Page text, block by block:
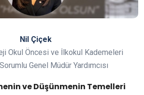
Nil Çiçek
Okul Öncesi ve İlkokul Kademeleri
Genel Müdür Yardımcısı
ve Düşünmenin Temelleri